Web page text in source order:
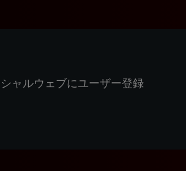
ャルウェブにユーザー登録